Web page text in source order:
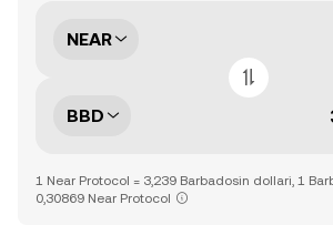
NEAR
BBD
1 Near Protocol = 3,239 Barbadosin dollari, 1
0,30869 Near Protocol